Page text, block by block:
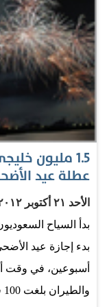
سعيد سليمان مدير
وهلال سعيد المري
العالمي، وآخرون..
دبي التجاري
الاجتماعات الفرعية
واطمأنوا إلى
الخاصة بإنجاح هذا
خارج مقر الأمم
أحمد بن…
1.5 مليون
عطلة عيد
الأحد ٢١ أكتوبر ٢٠١٢
بدأ السياح
بدء إجازة عيد
أسبوعين، في وقت